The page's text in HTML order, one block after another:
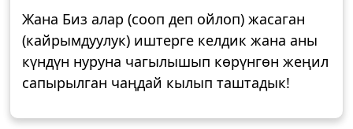
Жана Биз алар (сооп деп ойлоп) жасаган
(кайрымдуулук) иштерге келдик жана аны
күндүн нуруна чагылышып көрүнгөн жеңил
сапырылган чаңдай кылып таштадык!